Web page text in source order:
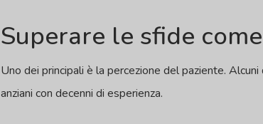
Superare le sfide
Uno dei principali è la percezione del paziente. Alcuni
anziani con decenni di esperienza.